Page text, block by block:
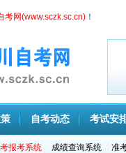
考网(www.sczk.sc.cn) ！
自考动态 考试安
报考系统 成绩查询系统 准